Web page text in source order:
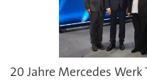
20 Jahre Mercedes Werk